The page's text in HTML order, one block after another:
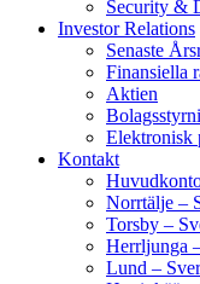
Security &
Investor Relations
Senaste
Finansiella
Aktien
Elektronisk
Kontakt
Norrtälje –
Torsby –
Herrljunga
Lund –